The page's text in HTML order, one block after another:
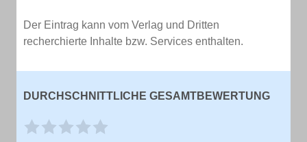
Der Eintrag kann vom Verlag und Dritten
recherchierte Inhalte bzw. Services enthalten.
DURCHSCHNITTLICHE GESAMTBEWERTUNG